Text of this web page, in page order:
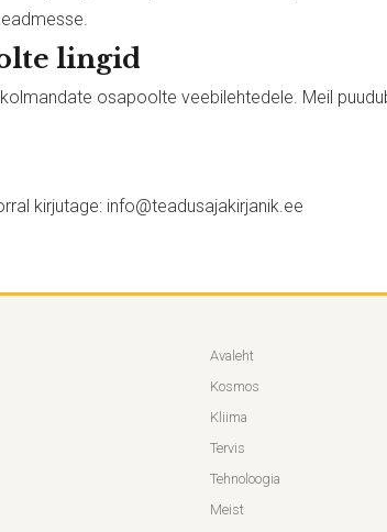
lingid
osapoolte veebilehtedele. Meil
kirjutage: info@teadusajakirjanik.ee
Avaleht
Kosmos
Kliima
Tervis
Tehnoloogia
Meist